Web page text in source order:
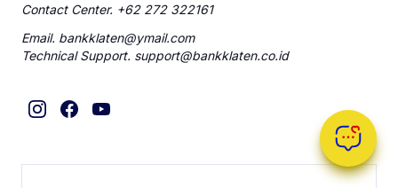
Contact Center. +62 272 322161
Email. bankklaten@ymail.com
Technical Support. support@bankklaten.co.id